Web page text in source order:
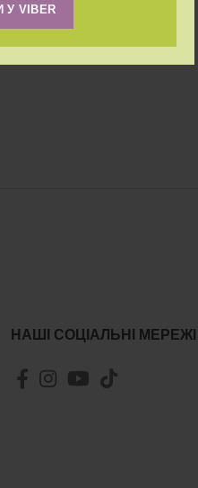
У VIBER
НАШІ СОЦІАЛЬНІ МЕРЕЖІ